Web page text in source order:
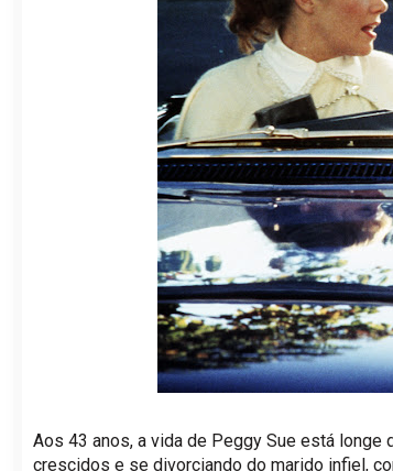
Aos 43 anos, a vida de Peggy Sue está
crescidos e se divorciando do marido infiel,